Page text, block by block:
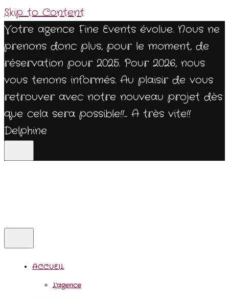
Skip to Content
Votre agence Fine Events évolue. Nous ne
prenons donc plus, pour le moment, de
réservation pour 2025. Pour 2026, nous
vous tenons informés. Au plaisir de vous
retrouver avec notre nouveau projet dès
que cela sera possible!!... A très vite!!
Delphine
ACCUEIL
L’agence